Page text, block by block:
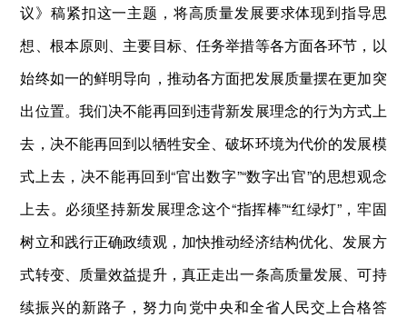
议》稿紧扣这一主题，将高质量发展要求体现到指导思
想、根本原则、主要目标、任务举措等各方面各环节，以
始终如一的鲜明导向，推动各方面把发展质量摆在更加突
出位置。我们决不能再回到违背新发展理念的行为方式上
去，决不能再回到以牺牲安全、破坏环境为代价的发展模
式上去，决不能再回到“官出数字”“数字出官”的思想观念
上去。必须坚持新发展理念这个“指挥棒”“红绿灯”，牢固
树立和践行正确政绩观，加快推动经济结构优化、发展方
式转变、质量效益提升，真正走出一条高质量发展、可持
续振兴的新路子，努力向党中央和全省人民交上合格答